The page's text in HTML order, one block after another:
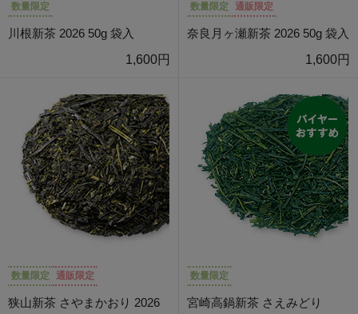
数量限定
川根新茶 2026 50g 袋入
1,600円
数量限定 通販限定
奈良月ヶ瀬新茶 2026 50g 袋入
1,600円
数量限定 通販限定
狭山新茶 さやまかおり 2026
数量限定
宮崎高鍋新茶 さえみどり